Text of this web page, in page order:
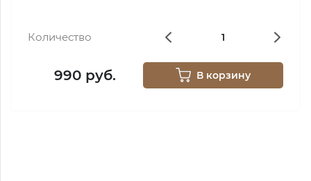
Количество
990 руб. В корзину